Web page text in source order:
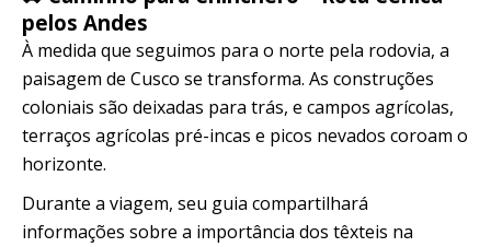
pelos Andes
À medida que seguimos para o norte pela rodovia, a
paisagem de Cusco se transforma. As construções
coloniais são deixadas para trás, e campos agrícolas,
terraços agrícolas pré-incas e picos nevados coroam o
horizonte.
Durante a viagem, seu guia compartilhará
informações sobre a importância dos têxteis na